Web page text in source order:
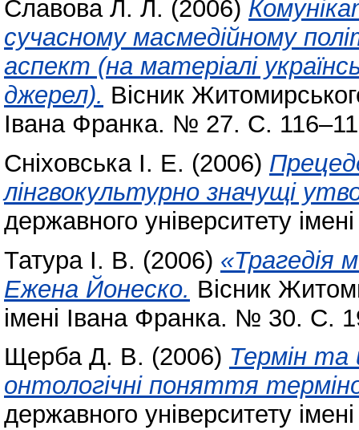
Славова Л. Л. (2006)
сучасному масмедійному
аспект (на матеріалі
джерел). Вісник
Івана Франка. № 27. С.
Сніховська І. Е. (2006)
лінгвокультурно значущі
державного університету
Татура І. В. (2006) «Трагедія
Ежена Йонеско. Вісник
імені Івана Франка. № 30. С.
Щерба Д. В. (2006) Термін та
онтологічні поняття
державного університету